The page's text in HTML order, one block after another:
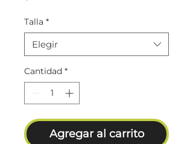
Talla *
Elegir
Cantidad *
Agregar al carrito